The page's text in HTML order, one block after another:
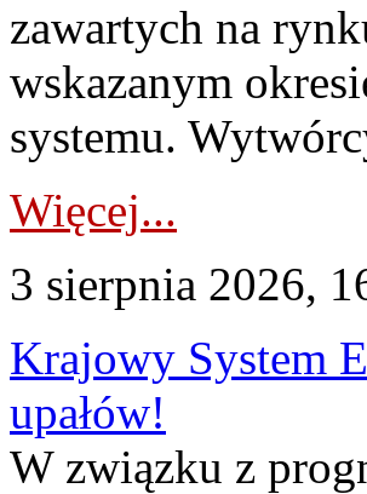
zawartych na
wskazanym
systemu.
Więcej...
3 sierpnia 2026,
Krajowy System
upałów!
W związku z